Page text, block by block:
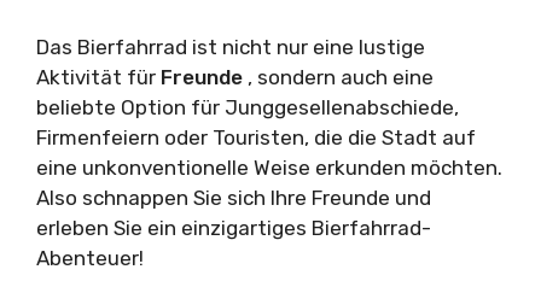
Das Bierfahrrad ist nicht nur eine lustige
Aktivität für Freunde , sondern auch eine
beliebte Option für Junggesellenabschiede,
Firmenfeiern oder Touristen, die die Stadt auf
eine unkonventionelle Weise erkunden möchten.
Also schnappen Sie sich Ihre Freunde und
erleben Sie ein einzigartiges Bierfahrrad-
Abenteuer!